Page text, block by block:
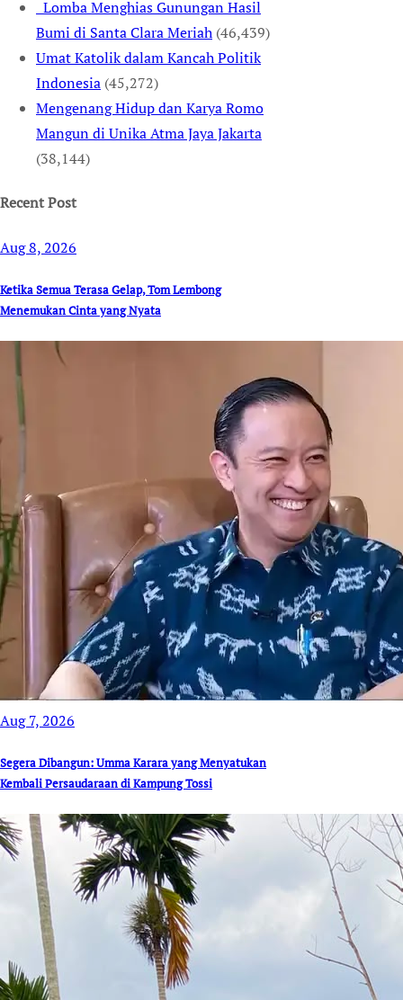
Lomba Menghias Gunungan Hasil
Bumi di Santa Clara Meriah (46,439)
Umat Katolik dalam Kancah Politik
Indonesia (45,272)
Mengenang Hidup dan Karya Romo
Mangun di Unika Atma Jaya Jakarta
(38,144)
Recent Post
Aug 8, 2026
Ketika Semua Terasa Gelap, Tom Lembong
Menemukan Cinta yang Nyata
Aug 7, 2026
Segera Dibangun: Umma Karara yang Menyatukan
Kembali Persaudaraan di Kampung Tossi